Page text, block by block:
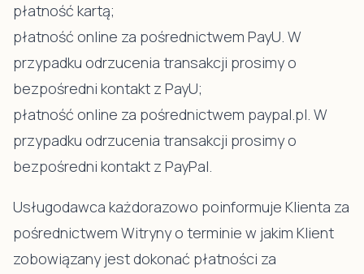
płatność kartą;
płatność online za pośrednictwem PayU. W
przypadku odrzucenia transakcji prosimy o
bezpośredni kontakt z PayU;
płatność online za pośrednictwem paypal.pl. W
przypadku odrzucenia transakcji prosimy o
bezpośredni kontakt z PayPal.
Usługodawca każdorazowo poinformuje Klienta za
pośrednictwem Witryny o terminie w jakim Klient
zobowiązany jest dokonać płatności za